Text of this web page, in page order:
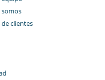
somos
de clientes